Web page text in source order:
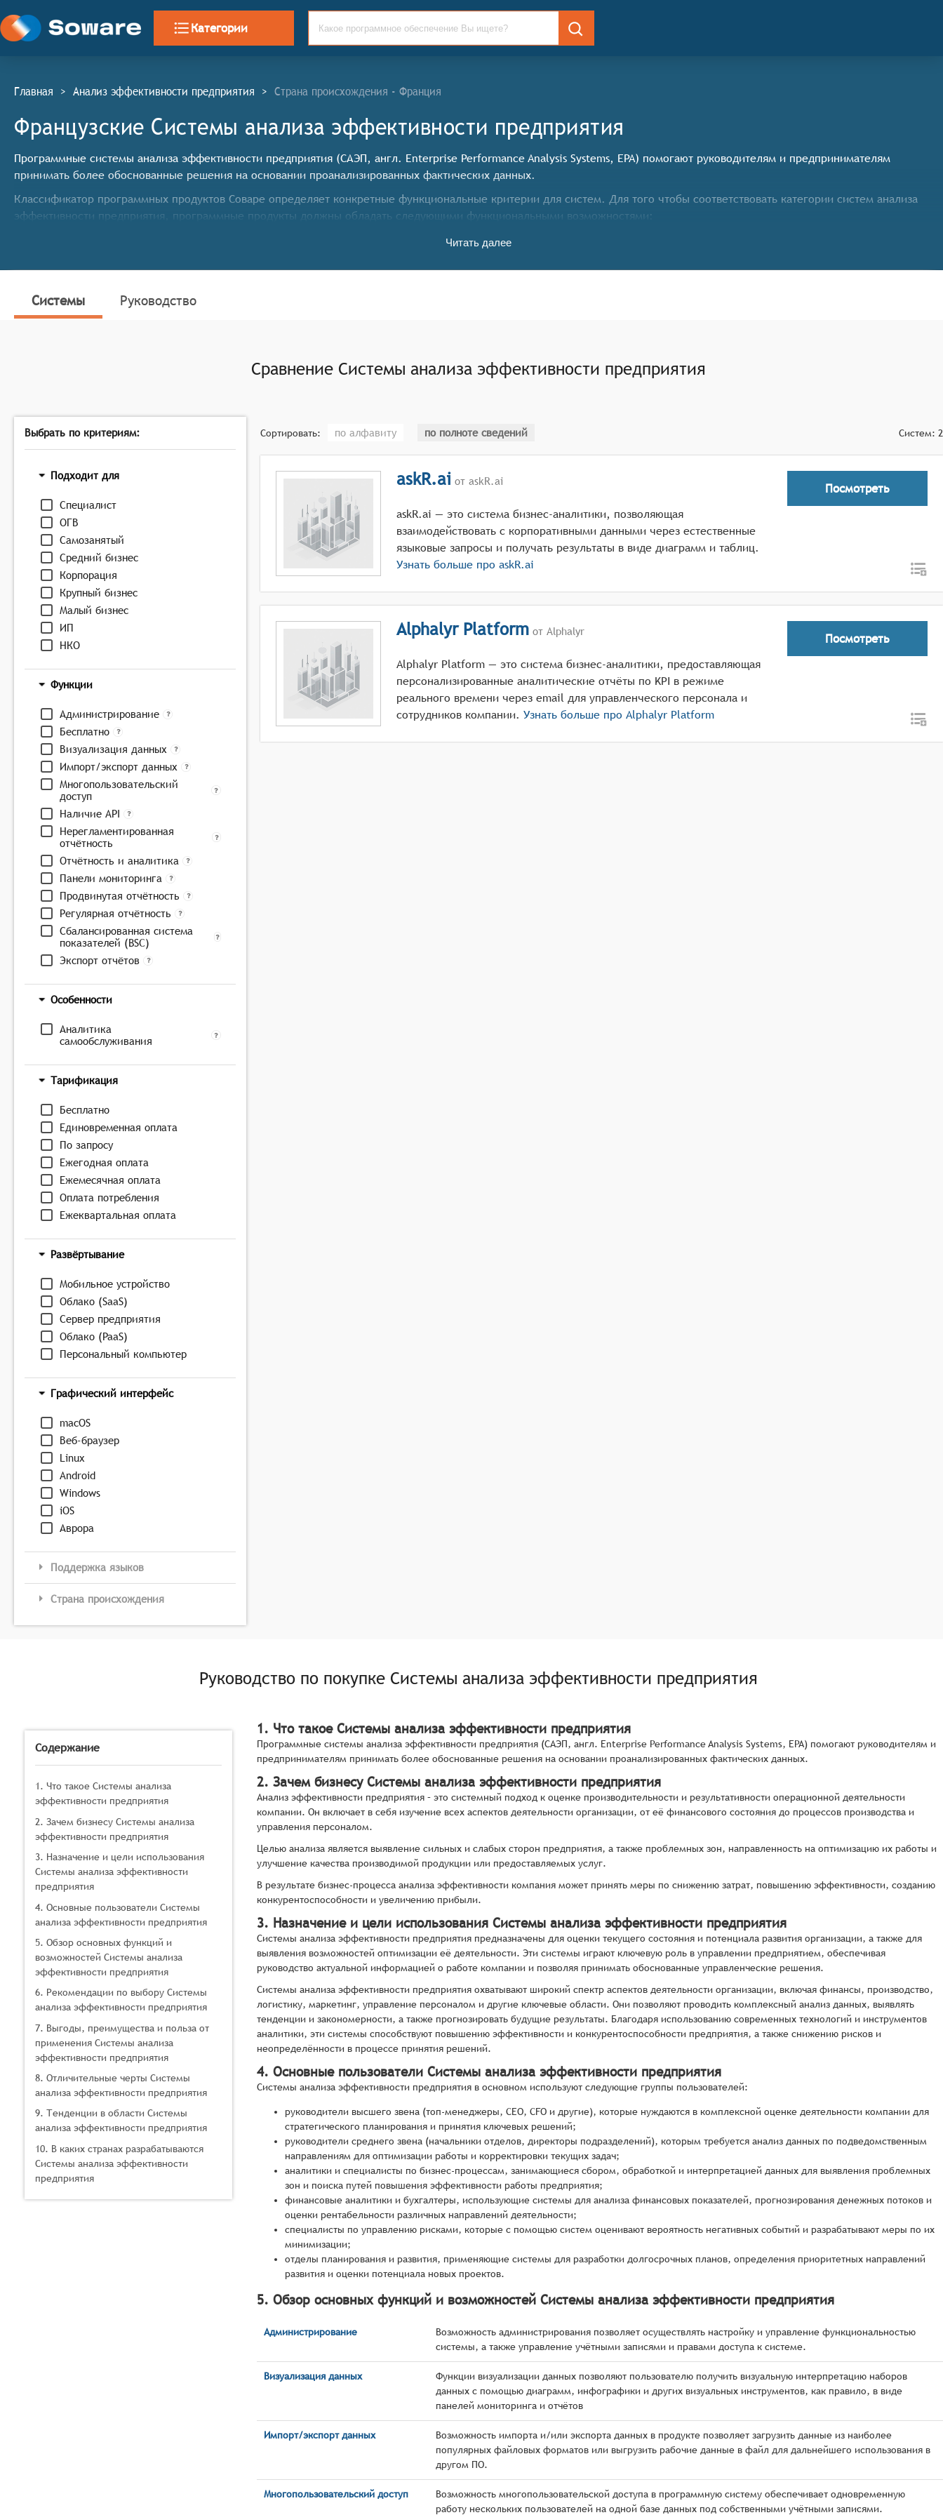
Категории
Главная > Анализ эффективности предприятия > Страна происхождения - Франция
Французские Системы анализа эффективности предприятия
Программные системы анализа эффективности предприятия (САЭП, англ. Enterprise Performance Analysis Systems, EPA) помогают руководителям и предпринимателям
принимать более обоснованные решения на основании проанализированных фактических данных.
Классификатор программных продуктов Соваре определяет конкретные функциональные критерии для систем. Для того чтобы соответствовать категории систем анализа
эффективности предприятия, программные продукты должны обладать следующими функциональными возможностями:
Поддержка различных методов анализа: Системы должны предоставлять инструменты для проведения финансового, операционного, стратегического и других видов
ERP и другие, а также их обработку и подготовку к анализу.
Создание отчётов и дашбордов: Системы должны включать инструменты для создания отчётов и дашбордов, позволяющих наглядно представлять результаты анализа
и планирования мероприятий по их улучшению, включая оптимизацию ресурсов и процессов.
Поддержка принятия решений: Системы должны обеспечивать поддержку принятия обоснованных управленческих решений на основе анализа данных об эффективности
Читать далее
Системы Руководство
Сравнение Системы анализа эффективности предприятия
Выбрать по критериям:
Подходит для
Специалист
ОГВ
Самозанятый
Средний бизнес
Корпорация
Крупный бизнес
Малый бизнес
ИП
НКО
Функции
Администрирование
Бесплатно
Визуализация данных
Импорт/экспорт данных
Многопользовательский
доступ
Наличие API
Нерегламентированная
отчётность
Отчётность и аналитика
Панели мониторинга
Продвинутая отчётность
Регулярная отчётность
Сбалансированная система
показателей (BSC)
Экспорт отчётов
Особенности
Аналитика
самообслуживания
Тарификация
Бесплатно
Единовременная оплата
По запросу
Ежегодная оплата
Ежемесячная оплата
Оплата потребления
Ежеквартальная оплата
Развёртывание
Мобильное устройство
Облако (SaaS)
Сервер предприятия
Облако (PaaS)
Персональный компьютер
Графический интерфейс
macOS
Веб-браузер
Linux
Android
Windows
iOS
Аврора
Поддержка языков
Страна происхождения
Сортировать: по алфавиту по полноте сведений Систем: 2
askR.ai от askR.ai
askR.ai — это система бизнес-аналитики, позволяющая
взаимодействовать с корпоративными данными через естественные
языковые запросы и получать результаты в виде диаграмм и таблиц.
Узнать больше про askR.ai
Посмотреть
Alphalyr Platform от Alphalyr
Alphalyr Platform — это система бизнес-аналитики, предоставляющая
персонализированные аналитические отчёты по KPI в режиме
реального времени через email для управленческого персонала и
сотрудников компании. Узнать больше про Alphalyr Platform
Посмотреть
Руководство по покупке Системы анализа эффективности предприятия
Содержание
1. Что такое Системы анализа
эффективности предприятия
2. Зачем бизнесу Системы анализа
эффективности предприятия
3. Назначение и цели использования
Системы анализа эффективности
предприятия
4. Основные пользователи Системы
анализа эффективности предприятия
5. Обзор основных функций и
возможностей Системы анализа
эффективности предприятия
6. Рекомендации по выбору Системы
анализа эффективности предприятия
7. Выгоды, преимущества и польза от
применения Системы анализа
эффективности предприятия
8. Отличительные черты Системы
анализа эффективности предприятия
9. Тенденции в области Системы
анализа эффективности предприятия
10. В каких странах разрабатываются
Системы анализа эффективности
предприятия
1. Что такое Системы анализа эффективности предприятия
Программные системы анализа эффективности предприятия (САЭП, англ. Enterprise Performance Analysis Systems, EPA) помогают руководителям и
предпринимателям принимать более обоснованные решения на основании проанализированных фактических данных.
2. Зачем бизнесу Системы анализа эффективности предприятия
Анализ эффективности предприятия – это системный подход к оценке производительности и результативности операционной деятельности
компании. Он включает в себя изучение всех аспектов деятельности организации, от её финансового состояния до процессов производства и
управления персоналом.
Целью анализа является выявление сильных и слабых сторон предприятия, а также проблемных зон, направленность на оптимизацию их работы и
улучшение качества производимой продукции или предоставляемых услуг.
В результате бизнес-процесса анализа эффективности компания может принять меры по снижению затрат, повышению эффективности, созданию
конкурентоспособности и увеличению прибыли.
3. Назначение и цели использования Системы анализа эффективности предприятия
Системы анализа эффективности предприятия предназначены для оценки текущего состояния и потенциала развития организации, а также для
выявления возможностей оптимизации её деятельности. Эти системы играют ключевую роль в управлении предприятием, обеспечивая
руководство актуальной информацией о работе компании и позволяя принимать обоснованные управленческие решения.
Системы анализа эффективности предприятия охватывают широкий спектр аспектов деятельности организации, включая финансы, производство,
логистику, маркетинг, управление персоналом и другие ключевые области. Они позволяют проводить комплексный анализ данных, выявлять
тенденции и закономерности, а также прогнозировать будущие результаты. Благодаря использованию современных технологий и инструментов
аналитики, эти системы способствуют повышению эффективности и конкурентоспособности предприятия, а также снижению рисков и
неопределённости в процессе принятия решений.
4. Основные пользователи Системы анализа эффективности предприятия
Системы анализа эффективности предприятия в основном используют следующие группы пользователей:
руководители высшего звена (топ-менеджеры, CEO, CFO и другие), которые нуждаются в комплексной оценке деятельности компании для
стратегического планирования и принятия ключевых решений;
руководители среднего звена (начальники отделов, директоры подразделений), которым требуется анализ данных по подведомственным
направлениям для оптимизации работы и корректировки текущих задач;
аналитики и специалисты по бизнес-процессам, занимающиеся сбором, обработкой и интерпретацией данных для выявления проблемных
зон и поиска путей повышения эффективности работы предприятия;
финансовые аналитики и бухгалтеры, использующие системы для анализа финансовых показателей, прогнозирования денежных потоков и
оценки рентабельности различных направлений деятельности;
специалисты по управлению рисками, которые с помощью систем оценивают вероятность негативных событий и разрабатывают меры по их
минимизации;
отделы планирования и развития, применяющие системы для разработки долгосрочных планов, определения приоритетных направлений
развития и оценки потенциала новых проектов.
5. Обзор основных функций и возможностей Системы анализа эффективности предприятия
Администрирование
Возможность администрирования позволяет осуществлять настройку и управление функциональностью
системы, а также управление учётными записями и правами доступа к системе.
Визуализация данных
Функции визуализации данных позволяют пользователю получить визуальную интерпретацию наборов
данных с помощью диаграмм, инфографики и других визуальных инструментов, как правило, в виде
панелей мониторинга и отчётов
Импорт/экспорт данных
Возможность импорта и/или экспорта данных в продукте позволяет загрузить данные из наиболее
популярных файловых форматов или выгрузить рабочие данные в файл для дальнейшего использования в
другом ПО.
Многопользовательский доступ
Возможность многопользовательской доступа в программную систему обеспечивает одновременную
работу нескольких пользователей на одной базе данных под собственными учётными записями.